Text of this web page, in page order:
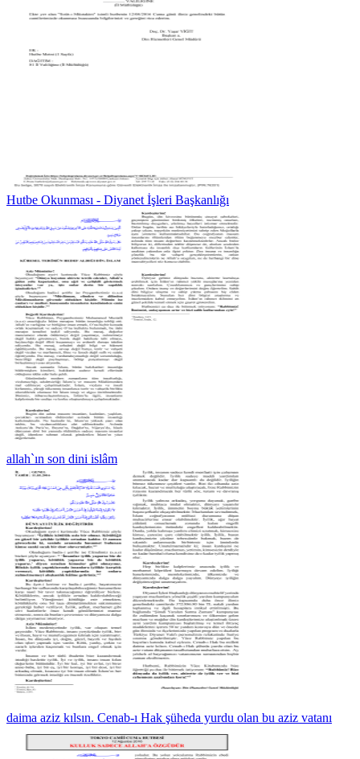
Hutbe Okunması - Diyanet İşleri Başkanlığı
allah`ın son dini islâm
daima aziz kılsın. Cenab-ı Hak şüheda yurdu olan bu aziz vatanı